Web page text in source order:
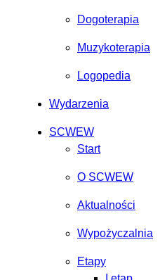
Dogoterapia
Muzykoterapia
Logopedia
Wydarzenia
SCWEW
Start
O SCWEW
Aktualności
Wypożyczalnia
Etapy